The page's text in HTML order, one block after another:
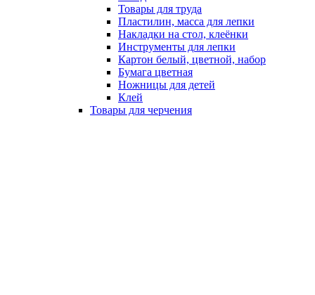
Товары для труда
Пластилин, масса для лепки
Накладки на стол, клеёнки
Инструменты для лепки
Картон белый, цветной, набор
Бумага цветная
Ножницы для детей
Клей
Товары для черчения